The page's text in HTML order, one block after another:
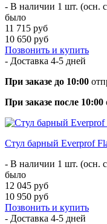
- В наличии 1 шт. (осн.
было
11 715 руб
10 650 руб
Позвонить и купить
- Доставка 4-5 дней
При заказе до 10:00
При заказе после 10:00
Стул барный Everprof
- В наличии 1 шт. (осн.
было
12 045 руб
10 950 руб
Позвонить и купить
- Доставка 4-5 дней